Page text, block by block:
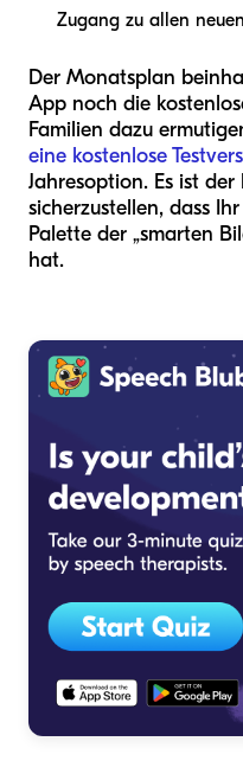
Zugang zu allen
Der Monatsplan
App noch die
Familien dazu
eine kostenlose
Jahresoption. Es ist der
sicherzustellen, dass
Palette der „smarten
hat.